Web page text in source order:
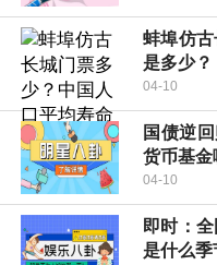
蚌埠仿
是多少？
04-10
国债逆
货币基
04-10
即时：
是什么季